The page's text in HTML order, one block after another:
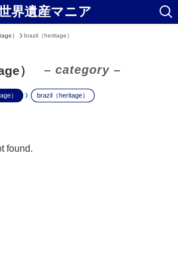
界遺産マニア
） brazil（heritage）
） – category –
） brazil（heritage）
found.